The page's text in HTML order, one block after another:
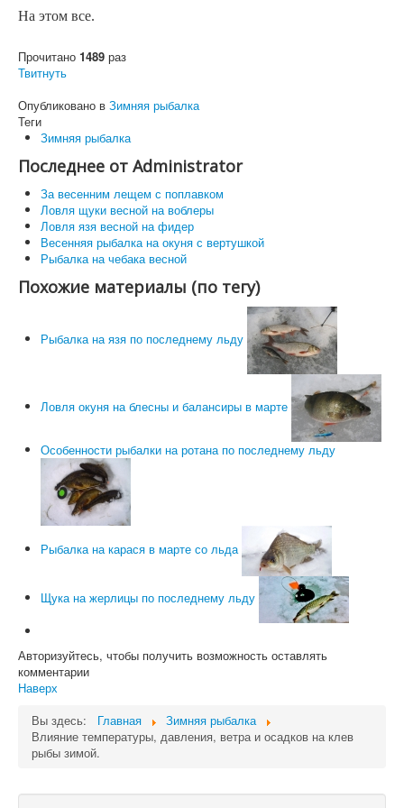
На этом все.
Прочитано 1489 раз
Твитнуть
Опубликовано в Зимняя рыбалка
Теги
Зимняя рыбалка
Последнее от Administrator
За весенним лещем с поплавком
Ловля щуки весной на воблеры
Ловля язя весной на фидер
Весенняя рыбалка на окуня с вертушкой
Рыбалка на чебака весной
Похожие материалы (по тегу)
Рыбалка на язя по последнему льду
Ловля окуня на блесны и балансиры в марте
Особенности рыбалки на ротана по последнему льду
Рыбалка на карася в марте со льда
Щука на жерлицы по последнему льду
Авторизуйтесь, чтобы получить возможность оставлять
комментарии
Наверх
Вы здесь:
Главная
Зимняя рыбалка
Влияние температуры, давления, ветра и осадков на клев
рыбы зимой.